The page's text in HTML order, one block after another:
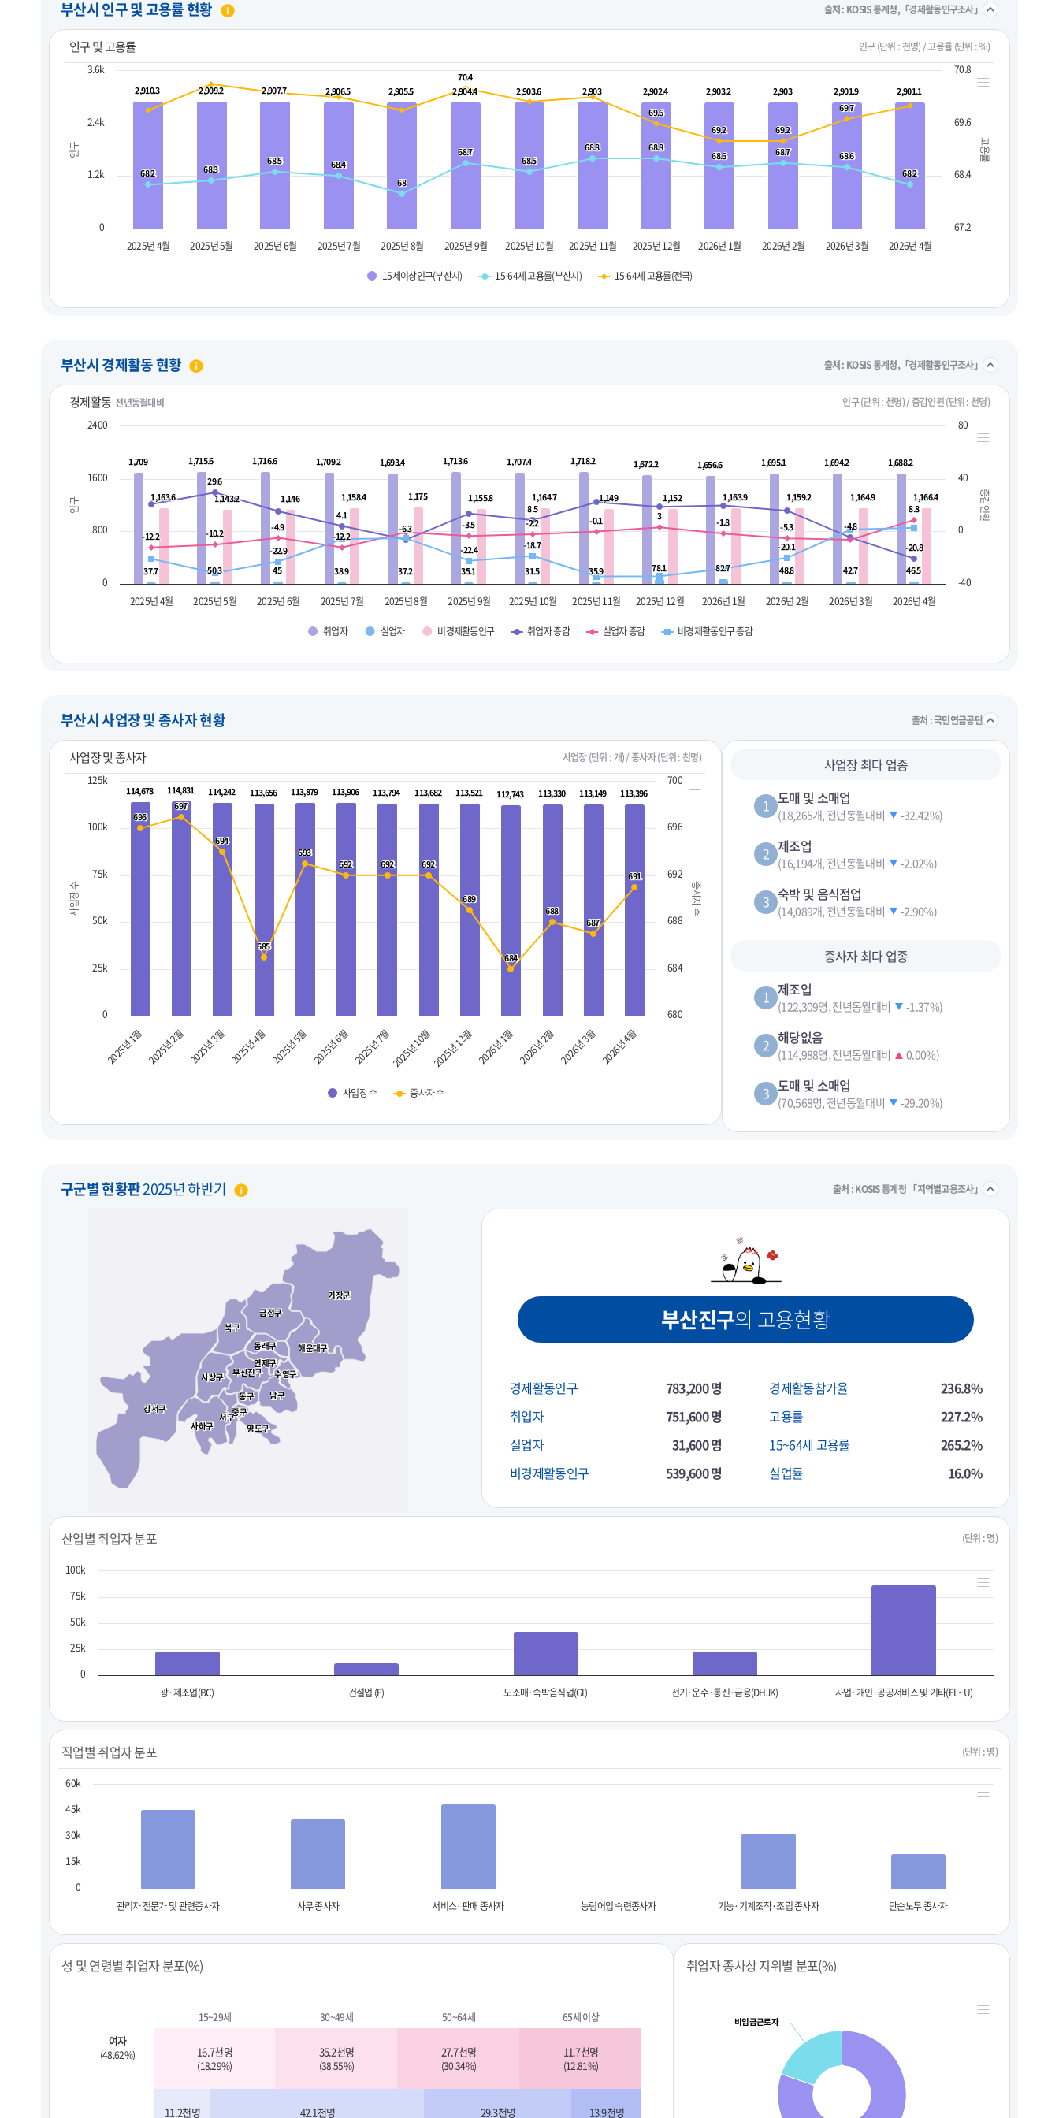
부산시 인구 및 고용률 현황 출처 : KOSIS 통계청,「경제활동인구조사」
인구 및 고용률 인구 (단위 : 천명) / 고용률 (단위 : %)
인구 고용률
2,910.3
2,910.3 2,909.2
2,909.2 2,907.7
2,907.7 2,906.5
2,906.5 2,905.5
2,905.5 2,904.4
2,904.4 2,903.6
2,903.6 2,903
2,903 2,902.4
2,902.4 2,903.2
2,903.2 2,903
2,903 2,901.9
2,901.9 2,901.1
2,901.1
68.2
68.2 68.3
68.3
68.5
68.5 68.4
68.4
68
68
68.7
68.7
68.5
68.5
68.8
68.8 68.8
68.8
68.6
68.6 68.7
68.7 68.6
68.6
68.2
68.2
70.4
70.4
69.6
69.6
69.2
69.2 69.2
69.2
69.7
69.7
15세이상인구(부산시) 15-64세 고용률(부산시) 15-64세 고용률(전국)
2025년 4월 2025년 5월 2025년 6월 2025년 7월 2025년 8월 2025년 9월 2025년 10월 2025년 11월 2025년 12월 2026년 1월 2026년 2월 2026년 3월 2026년 4월
0
1.2k
2.4k
3.6k
67.2
68.4
69.6
70.8
부산시 경제활동 현황 출처 : KOSIS 통계청,「경제활동인구조사」접기/
경제활동 전년동월대비 인구 (단위 : 천명) / 증감인원 (단위 : 천명)
인구 증감인원
1,709
1,709 1,715.6
1,715.6 1,716.6
1,716.6 1,709.2
1,709.2 1,693.4
1,693.4 1,713.6
1,713.6 1,707.4
1,707.4 1,718.2
1,718.2 1,672.2
1,672.2 1,656.6
1,656.6 1,695.1
1,695.1 1,694.2
1,694.2 1,688.2
1,688.2
37.7
37.7 50.3
50.3 45
45 38.9
38.9 37.2
37.2 35.1
35.1 31.5
31.5 35.9
35.9 78.1
78.1 82.7
82.7 48.8
48.8 42.7
42.7 46.5
46.5
1,163.6
1,163.6 1,143.2
1,143.2 1,146
1,146 1,158.4
1,158.4 1,175
1,175 1,155.8
1,155.8 1,164.7
1,164.7 1,149
1,149 1,152
1,152 1,163.9
1,163.9 1,159.2
1,159.2 1,164.9
1,164.9 1,166.4
1,166.4
29.6
29.6
4.1
4.1
-6.3
-6.3
8.5
8.5
-4.8
-4.8
-20.8
-20.8
-12.2
-12.2 -10.2
-10.2
-4.9
-4.9
-12.2
-12.2
-3.5
-3.5 -2.2
-2.2 -0.1
-0.1 3
3
-1.8
-1.8 -5.3
-5.3
8.8
8.8
-22.9
-22.9 -22.4
-22.4 -18.7
-18.7 -20.1
-20.1
취업자 실업자 비경제활동인구 취업자 증감 실업자 증감 비경제활동인구 증감
2025년 4월 2025년 5월 2025년 6월 2025년 7월 2025년 8월 2025년 9월 2025년 10월 2025년 11월 2025년 12월 2026년 1월 2026년 2월 2026년 3월 2026년 4월
0
800
1600
2400
-40
0
40
80
부산시 사업장 및 종사자 현황 출처 : 국민연금공단
접기/
사업장 및 종사자 사업장 (단위 : 개) / 종사자 (단위 : 천명)
사업장 수 종사자 수
113,396
113,396
113,149
113,149
113,330
113,330
112,743
112,743
113,521
113,521
113,682
113,682
113,794
113,794
113,906
113,906
113,879
113,879
113,656
113,656
114,242
114,242
114,831
114,831
114,678
114,678
691
691
687
687
688
688
684
684
689
689
692
692
692
692
692
692
693
693
685
685
694
694
697
697
696
696
사업장 수 종사자 수
2026년 4월
2026년 3월
2026년 2월
2026년 1월
2025년 12월
2025년 10월
2025년 7월
2025년 6월
2025년 5월
2025년 4월
2025년 3월
2025년 2월
2025년 1월
0
25k
50k
75k
100k
125k
680
684
688
692
696
700
사업장 최다 업종
1 도매 및 소매업
(18,265개, 전년동월대비 -32.42%)
2 제조업
(16,194개, 전년동월대비 -2.02%)
3 숙박 및 음식점업
(14,089개, 전년동월대비 -2.90%)
종사자 최다 업종
1 제조업
(122,309명, 전년동월대비 -1.37%)
2 해당없음
(114,988명, 전년동월대비 0.00%)
3 도매 및 소매업
(70,568명, 전년동월대비 -29.20%)
구군별 현황판2025년 하반기 출처 : KOSIS 통계청 「지역별고용조사」접기/
강서구
강서구
사상구
사상구
서구
서구
사하구
사하구
중구
중구
영도구
영도구
동구
동구 남구
남구
부산진구
부산진구
연제구
연제구
동래구
동래구
북구
북구
금정구
금정구
수영구
수영구
해운대구
해운대구
기장군
기장군
부산진구의 고용현황
경제활동인구
783,200 명
취업자
751,600 명
실업자
31,600 명
비경제활동인구
539,600 명
경제활동참가율
236.8%
고용률
227.2%
15~64세 고용률
265.2%
실업률
16.0%
산업별 취업자 분포 (단위 : 명)
광·제조업(BC) 건설업 (F) 도소매·숙박음식업(GI) 전기·운수·통신·금융(DHJK) 사업·개인·공공서비스 및 기타(EL~U)
0
25k
50k
75k
100k
직업별 취업자 분포 (단위 : 명)
관리자 전문가 및 관련종사자 사무 종사자 서비스·판매 종사자 농림어업 숙련종사자 기능·기계조작·조립 종사자 단순노무 종사자
0
15k
30k
45k
60k
성 및 연령별 취업자 분포(%)
여자
(48.62%)
15~29세 30~49세 50~64세 65세 이상
16.7천명
(18.29%)
35.2천명
(38.55%)
27.7천명
(30.34%)
11.7천명
(12.81%)
11.2천명 42.1천명 29.3천명 13.9천명
취업자 종사상 지위별 분포(%)
비임금근로자